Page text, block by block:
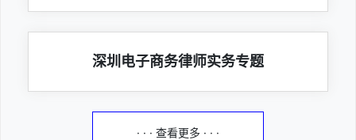
深圳电子商务律师实务专题
· · · 查看更多 · · ·